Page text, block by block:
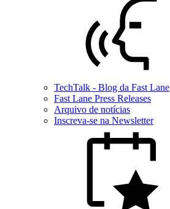
TechTalk - Blog da Fast Lane
Fast Lane Press Releases
Arquivo de notícias
Inscreva-se na Newsletter